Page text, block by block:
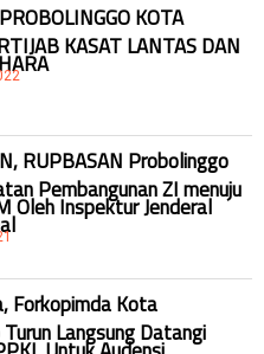
KOTA
KASAT LANTAS DAN
RUPBASAN Probolinggo
Pembangunan ZI menuju
Oleh Inspektur Jenderal
Forkopimda Kota
Langsung Datangi
Untuk Audensi